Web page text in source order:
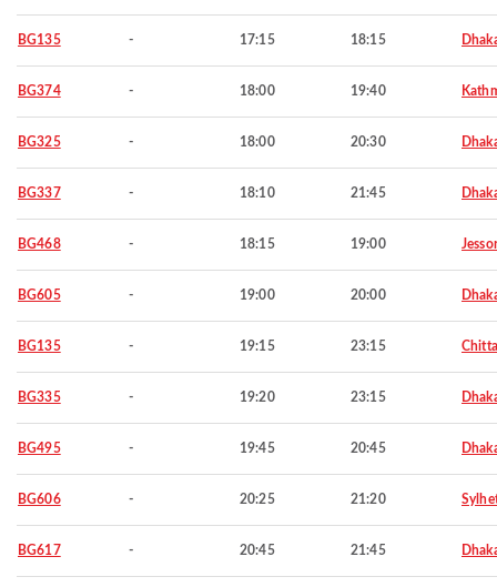
BG135 - 17:15 18:15
BG374 - 18:00 19:40
BG325 - 18:00 20:30
BG337 - 18:10 21:45
BG468 - 18:15 19:00
BG605 - 19:00 20:00
BG135 - 19:15 23:15
BG335 - 19:20 23:15
BG495 - 19:45 20:45
BG606 - 20:25 21:20
BG617 - 20:45 21:45